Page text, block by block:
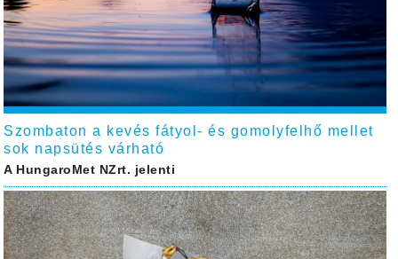
Szombaton a kevés fátyol- és gomolyfelhő mellet
sok napsütés várható
A HungaroMet NZrt. jelenti